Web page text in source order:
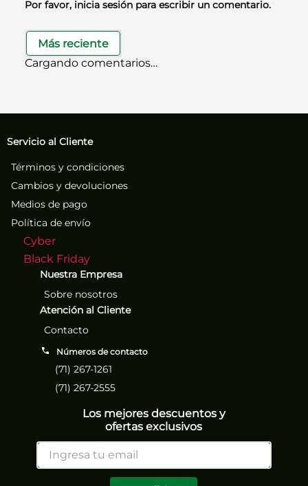
Por favor, inicia sesión para escribir un comentario.
Más reciente
Cargando comentarios…
Servicio al Cliente
Términos y condiciones
Cambios y devoluciones
Medios de pago
Política de envío
Cyber
Black Friday
Nuestra Empresa
Sobre nosotros
Atención al Cliente
Contacto
Números de contacto
(71) 267-1261
(71) 267-2555
Los mejores descuentos y
ofertas exclusivos